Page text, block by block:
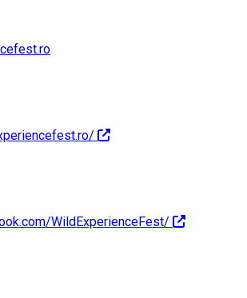
WildExperienceFest/